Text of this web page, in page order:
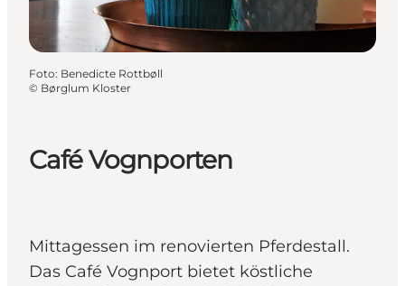
Café Vognporten
Mittagessen im renovierten Pferdestall.
Das Café Vognport bietet köstliche
Foto: Benedicte Rottbøll
© Børglum Kloster